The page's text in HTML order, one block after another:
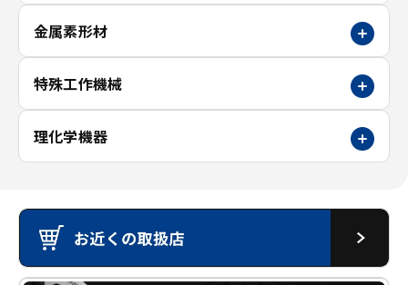
金属素形材
特殊工作機械
理化学機器